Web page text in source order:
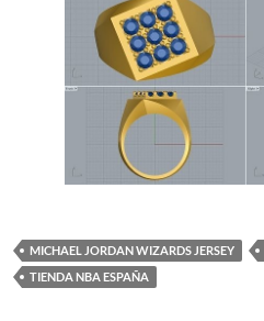
MICHAEL JORDAN WIZARDS JERSEY
TIENDA NBA ESPAÑA